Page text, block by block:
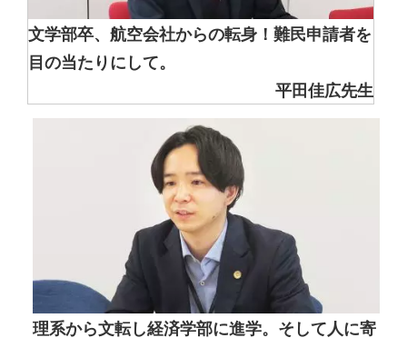
文学部卒、航空会社からの転身！難民申請者を
目の当たりにして。
平田佳広先生
理系から文転し経済学部に進学。そして人に寄